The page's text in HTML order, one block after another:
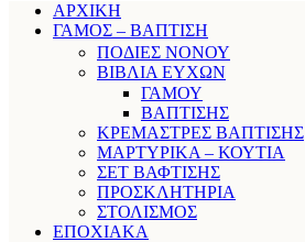
ΑΡΧΙΚΗ
ΓΑΜΟΣ – ΒΑΠΤΙΣΗ
ΠΟΔΙΕΣ ΝΟΝΟΥ
ΒΙΒΛΙΑ ΕΥΧΩΝ
ΓΑΜΟΥ
ΒΑΠΤΙΣΗΣ
ΚΡΕΜΑΣΤΡΕΣ ΒΑΠΤΙΣΗΣ
ΜΑΡΤΥΡΙΚΑ – ΚΟΥΤΙΑ
ΣΕΤ ΒΑΦΤΙΣΗΣ
ΠΡΟΣΚΛΗΤΗΡΙΑ
ΣΤΟΛΙΣΜΟΣ
ΕΠΟΧΙΑΚΑ